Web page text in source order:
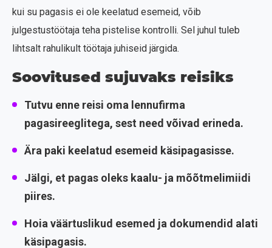
kui su pagasis ei ole keelatud esemeid, võib
julgestustöötaja teha pistelise kontrolli. Sel juhul tuleb
lihtsalt rahulikult töötaja juhiseid järgida.
Soovitused sujuvaks reisiks
Tutvu enne reisi oma lennufirma
pagasireeglitega, sest need võivad erineda.
Ära paki keelatud esemeid käsipagasisse.
Jälgi, et pagas oleks kaalu- ja mõõtmelimiidi
piires.
Hoia väärtuslikud esemed ja dokumendid alati
käsipagasis.